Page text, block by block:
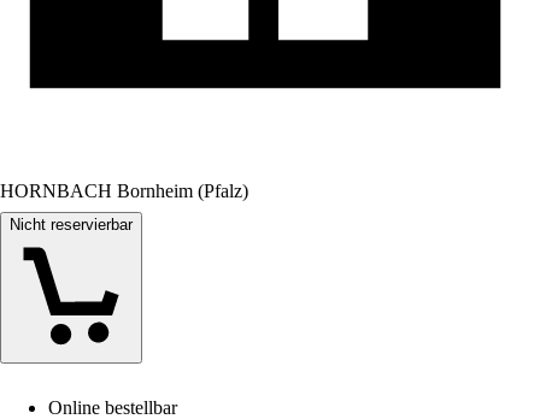
HORNBACH Bornheim (Pfalz)
Nicht reservierbar
Online bestellbar